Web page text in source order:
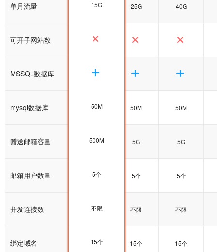
单月流量 15G 25G 40G
可开子网站数
MSSQL数据库
mysql数据库 50M 50M 50M
赠送邮箱容量 5G 5G 5G
邮箱用户数量 5个 5个 5个
并发连接数 不限 不限 不限
绑定域名 15个 15个 15个
15G
50M
500M
5个
不限
15个